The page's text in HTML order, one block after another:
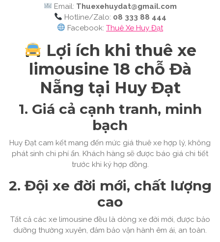
Email: Thuexehuydat@gmail.com
Hotline/Zalo: 08 333 88 444
Facebook:Thuê Xe Huy Đạt
Lợi ích khi thuê xe
limousine 18 chỗ Đà
Nẵng tại Huy Đạt
1. Giá cả cạnh tranh, minh
bạch
Huy Đạt cam kết mang đến mức giá thuê xe hợp lý, không
phát sinh chi phí ẩn. Khách hàng sẽ được báo giá chi tiết
trước khi ký hợp đồng.
2. Đội xe đời mới, chất lượng
cao
Tất cả các xe limousine đều là dòng xe đời mới, được bảo
dưỡng thường xuyên, đảm bảo vận hành êm ái, an toàn.